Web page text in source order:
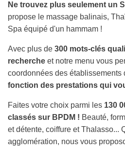
Ne trouvez plus seulement un
propose le massage balinais,
Spa équipé d'un hammam !
Avec plus de 300 mots-clés
recherche et notre menu vous
coordonnées des établissements
fonction des prestations qui
Faites votre choix parmi les 130
classés sur BPDM ! Beauté,
et détente, coiffure et Thalasso...
agglomération, nous vous